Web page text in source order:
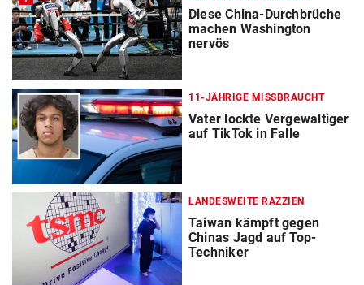
Diese China-Durchbrüche
machen Washington
nervös
11-JÄHRIGE MISSBRAUCHT
Vater lockte Vergewaltiger
auf TikTok in Falle
LANDESWEITE RAZZIEN
Taiwan kämpft gegen
Chinas Jagd auf Top-
Techniker